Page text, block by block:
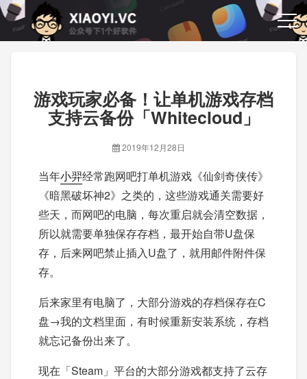
游戏玩家必备！让单机游戏存档
支持云备份「Whitecloud」
2019年12月28日
当年小羿经常跑网吧打单机游戏《仙剑奇侠传》
《暗黑破坏神2》之类的，这些游戏通关需要好
些天，而网吧的电脑，每次重启就会清空数据，
所以就需要单独保存存档，最开始自带U盘保
存，后来网吧禁止插入U盘了，就用邮件附件保
存。
后来家里有电脑了，大部分游戏的存档保存在C
盘→我的文档里面，有时候重新安装系统，存档
就忘记备份出来了。
现在「Steam」平台的大部分游戏都支持了云存